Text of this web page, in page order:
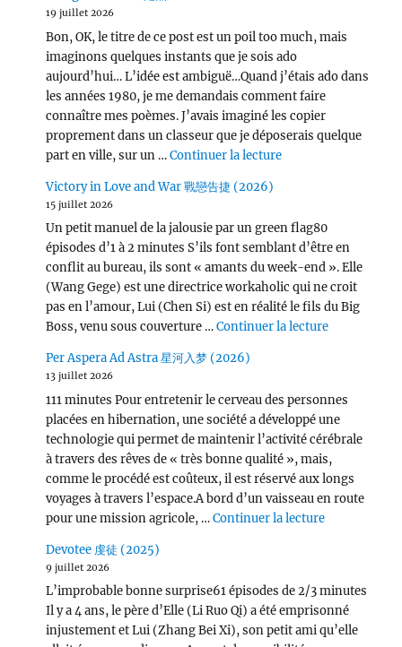
19 juillet 2026
Bon, OK, le titre de ce post est un poil too much, mais
imaginons quelques instants que je sois ado
aujourd’hui… L’idée est ambiguë…Quand j’étais ado dans
les années 1980, je me demandais comment faire
connaître mes poèmes. J’avais imaginé les copier
proprement dans un classeur que je déposerais quelque
part en ville, sur un …Continuer la lecturede « Wang Chu Ran
Victory in Love and War 戰戀告捷 (2026)
15 juillet 2026
Un petit manuel de la jalousie par un green flag80
épisodes d’1 à 2 minutes S’ils font semblant d’être en
conflit au bureau, ils sont « amants du week-end ». Elle
(Wang Gege) est une directrice workaholic qui ne croit
pas en l’amour, Lui (Chen Si) est en réalité le fils du Big
Boss, venu sous couverture …Continuer la lecturede « Victory
Per Aspera Ad Astra 星河入梦 (2026)
13 juillet 2026
111 minutes Pour entretenir le cerveau des personnes
placées en hibernation, une société a développé une
technologie qui permet de maintenir l’activité cérébrale
à travers des rêves de « très bonne qualité », mais,
comme le procédé est coûteux, il est réservé aux longs
voyages à travers l’espace.A bord d’un vaisseau en route
pour une mission agricole, …Continuer la lecturede « Per
Devotee 虔徒 (2025)
9 juillet 2026
L’improbable bonne surprise61 épisodes de 2/3 minutes
Il y a 4 ans, le père d’Elle (Li Ruo Qi) a été emprisonné
injustement et Lui (Zhang Bei Xi), son petit ami qu’elle